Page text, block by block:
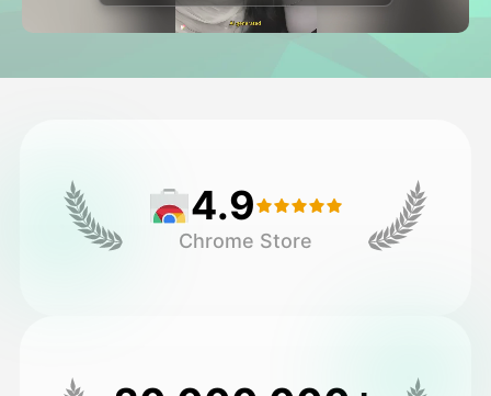
Βίντεο του Avatar
▼
Άλλα Μέσα 4.9
Chrome Store